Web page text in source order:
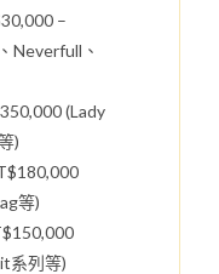
–
Neverfull、
(Lady
)
等)
系列等)